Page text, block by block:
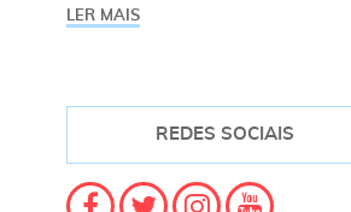
LER MAIS
REDES SOCIAIS